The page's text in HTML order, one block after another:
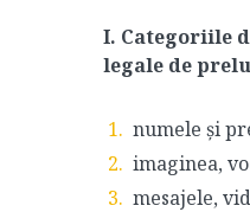
I. Categoriile
legale de
numele și
imaginea,
mesajele,